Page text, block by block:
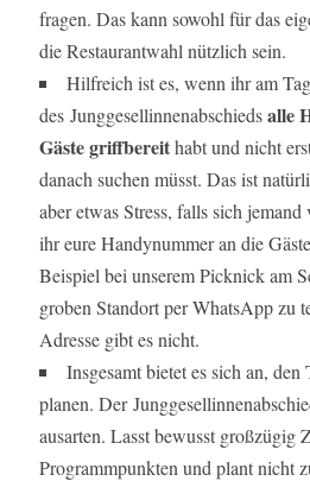
fragen. Das kann sowohl für das
die Restaurantwahl nützlich sein.
Hilfreich ist es, wenn ihr am Tag
des Junggesellinnenabschiedsalle
Gäste griffbereithabt und nicht
danach suchen müsst. Das ist
aber etwas Stress, falls sich
ihr eure Handynummer an die
Beispiel bei unserem Picknick am
groben Standort per WhatsApp zu
Adresse gibt es nicht.
Insgesamt bietet es sich an, den
planen. Der
ausarten. Lasst bewusst großzügig
Programmpunkten und plant nicht